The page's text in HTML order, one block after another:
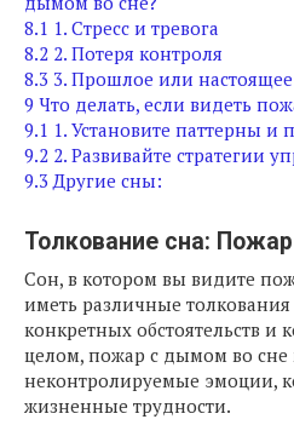
8.1 1. Стресс и тревога
8.2 2. Потеря контроля
8.3 3. Прошлое или
9 Что делать, если видеть
9.1 1. Установите паттерны и
9.2 2. Развивайте стратегии
9.3 Другие сны:
Толкование сна:
Сон, в котором вы видите
иметь различные толкования
конкретных обстоятельств и
целом, пожар с дымом во сне
неконтролируемые эмоции,
жизненные трудности.